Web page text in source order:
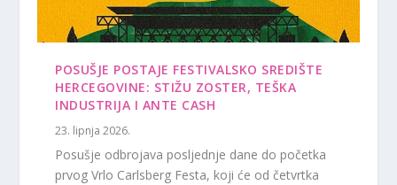
POSUŠJE POSTAJE FESTIVALSKO SREDIŠTE
HERCEGOVINE: STIŽU ZOSTER, TEŠKA
INDUSTRIJA I ANTE CASH
23. lipnja 2026.
Posušje odbrojava posljednje dane do početka
prvog Vrlo Carlsberg Festa, koji će od četvrtka